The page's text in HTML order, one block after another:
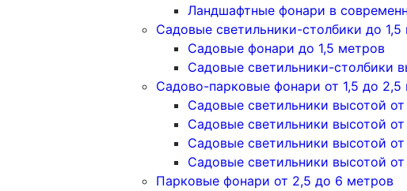
Ландшафтные фонари в
Садовые светильники-столбики до 1,5
Садовые фонари до 1,5 метров
Садовые светильники-столбики
Садово-парковые фонари от 1,5 до 2,5
Садовые светильники высотой
Садовые светильники высотой
Садовые светильники высотой
Садовые светильники высотой
Парковые фонари от 2,5 до 6 метров